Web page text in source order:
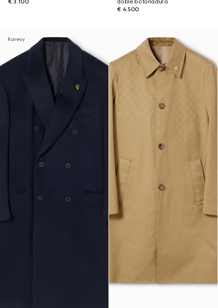
€ 3.100
doble botonadura
€ 4.500
Runway